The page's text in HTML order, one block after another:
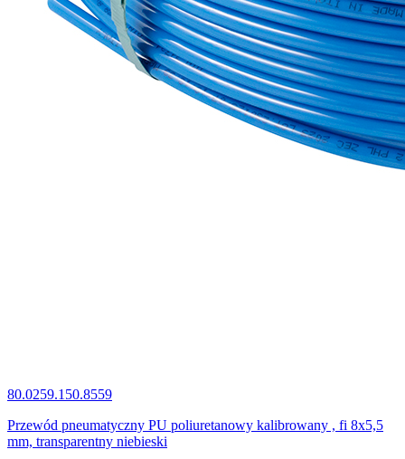
80.0259.150.8559
Przewód pneumatyczny PU poliuretanowy kalibrowany , fi 8x5,5
mm, transparentny niebieski